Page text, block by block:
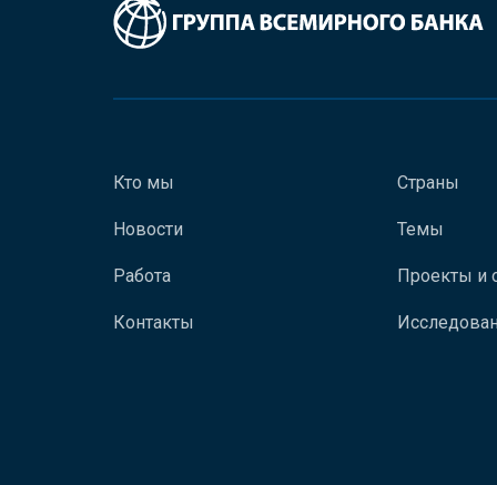
Кто мы
Новости
Работа
Контакты
Страны
Темы
Проекты и